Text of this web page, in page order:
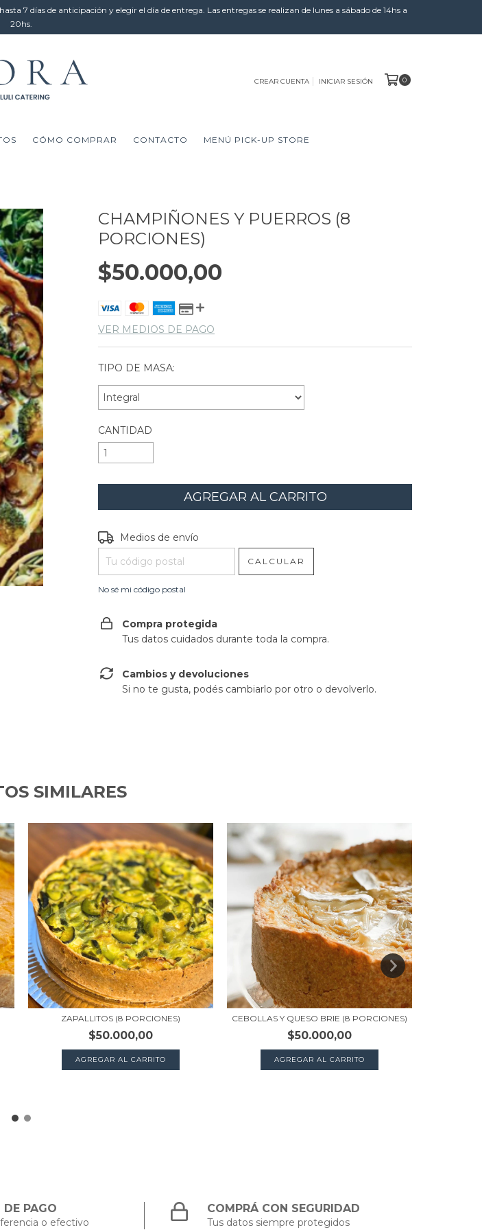
7 días de anticipación y elegir el día de entrega. Las entregas se realizan de lunes a sábado de 14hs a
20hs.
CREAR CUENTA INICIAR SESIÓN 0
CÓMO COMPRAR CONTACTO MENÚ PICK-UP STORE
CHAMPIÑONES Y PUERROS (8
PORCIONES)
$50.000,00
VER MEDIOS DE PAGO
TIPO DE MASA:
CANTIDAD
Entregas para el CP:
Medios de envío
CALCULAR
No sé mi código postal
Compra protegida
Tus datos cuidados durante toda la compra.
Cambios y devoluciones
Si no te gusta, podés cambiarlo por otro o devolverlo.
SIMILARES
ZAPALLITOS (8 PORCIONES)
$50.000,00
AGREGAR AL CARRITO
CEBOLLAS Y QUESO BRIE (8 PORCIONES)
$50.000,00
AGREGAR AL CARRITO
DE PAGO
o efectivo
COMPRÁ CON SEGURIDAD
Tus datos siempre protegidos